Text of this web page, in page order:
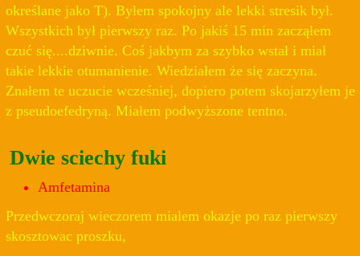
określane jako T). Byłem spokojny ale lekki stresik był.
Wszystkich był pierwszy raz. Po jakiś 15 min zacząłem
czuć się....dziwnie. Coś jakbym za szybko wstał i miał
takie lekkie otumanienie. Wiedziałem że się zaczyna.
Znałem te uczucie wcześniej, dopiero potem skojarzyłem je
z pseudoefedryną. Miałem podwyższone tentno.
Dwie sciechy fuki
Amfetamina
Przedwczoraj wieczorem mialem okazje po raz pierwszy
skosztowac proszku,